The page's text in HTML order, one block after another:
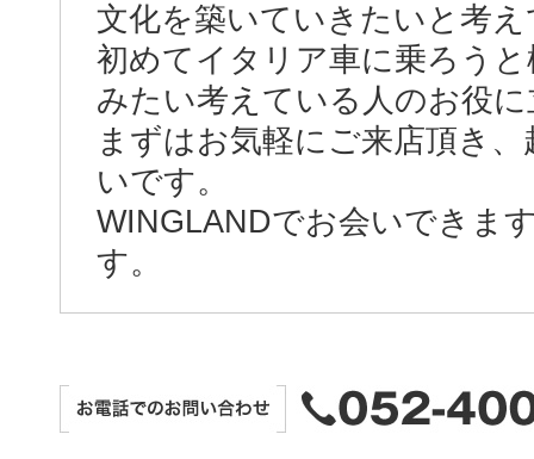
文化を築いていきたいと考
初めてイタリア車に乗ろう
みたい考えている人のお役
まずはお気軽にご来店頂き
いです。
WINGLANDでお会いできま
す。